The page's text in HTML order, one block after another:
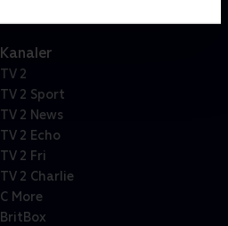
Kanaler
TV 2
TV 2 Sport
TV 2 News
TV 2 Echo
TV 2 Fri
TV 2 Charlie
C More
BritBox